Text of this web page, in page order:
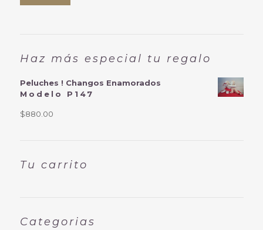
Haz más especial tu regalo
Peluches ! Changos Enamorados
Modelo P147
$880.00
Tu carrito
Categorias